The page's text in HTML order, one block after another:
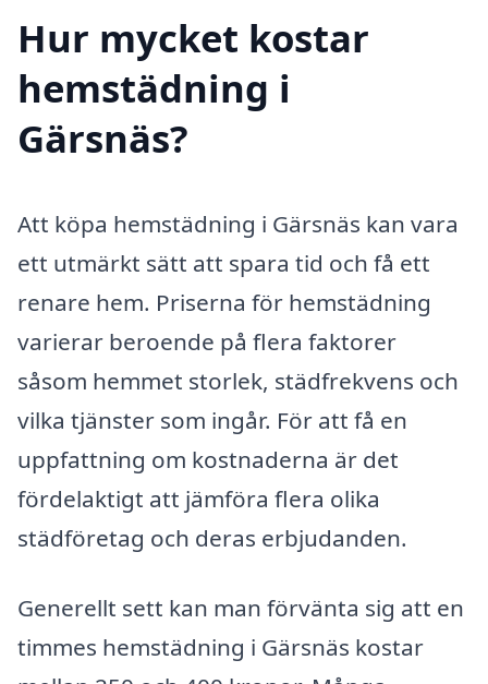
Hur mycket kostar
hemstädning i
Gärsnäs?
Att köpa hemstädning i Gärsnäs kan vara
ett utmärkt sätt att spara tid och få ett
renare hem. Priserna för hemstädning
varierar beroende på flera faktorer
såsom hemmet storlek, städfrekvens och
vilka tjänster som ingår. För att få en
uppfattning om kostnaderna är det
fördelaktigt att jämföra flera olika
städföretag och deras erbjudanden.
Generellt sett kan man förvänta sig att en
timmes hemstädning i Gärsnäs kostar